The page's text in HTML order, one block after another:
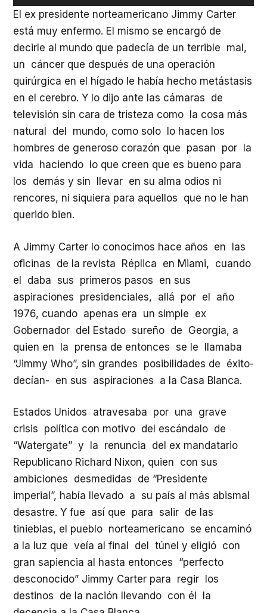
de
audio
El ex presidente norteamericano Jimmy Carter
está muy enfermo. El mismo se encargó de
decirle al mundo que padecía de un terrible mal,
un cáncer que después de una operación
quirúrgica en el hígado le había hecho metástasis
en el cerebro. Y lo dijo ante las cámaras de
televisión sin cara de tristeza como la cosa más
natural del mundo, como solo lo hacen los
hombres de generoso corazón que pasan por la
vida haciendo lo que creen que es bueno para
los demás y sin llevar en su alma odios ni
rencores, ni siquiera para aquellos que no le han
querido bien.
A Jimmy Carter lo conocimos hace años en las
oficinas de la revista Réplica en Miami, cuando
el daba sus primeros pasos en sus
aspiraciones presidenciales, allá por el año
1976, cuando apenas era un simple ex
Gobernador del Estado sureño de Georgia, a
quien en la prensa de entonces se le llamaba
“Jimmy Who”, sin grandes posibilidades de éxito-
decían- en sus aspiraciones a la Casa Blanca.
Estados Unidos atravesaba por una grave
crisis política con motivo del escándalo de
“Watergate” y la renuncia del ex mandatario
Republicano Richard Nixon, quien con sus
ambiciones desmedidas de “Presidente
imperial”, había llevado a su país al más abismal
desastre. Y fue así que para salir de las
tinieblas, el pueblo norteamericano se encaminó
a la luz que veía al final del túnel y eligió con
gran sapiencia al hasta entonces “perfecto
desconocido” Jimmy Carter para regir los
destinos de la nación llevando con él la